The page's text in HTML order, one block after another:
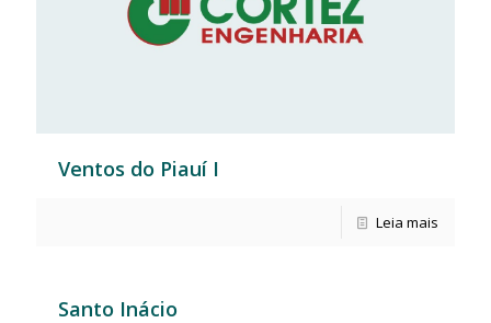
Ventos do Piauí I
Leia mais
Santo Inácio